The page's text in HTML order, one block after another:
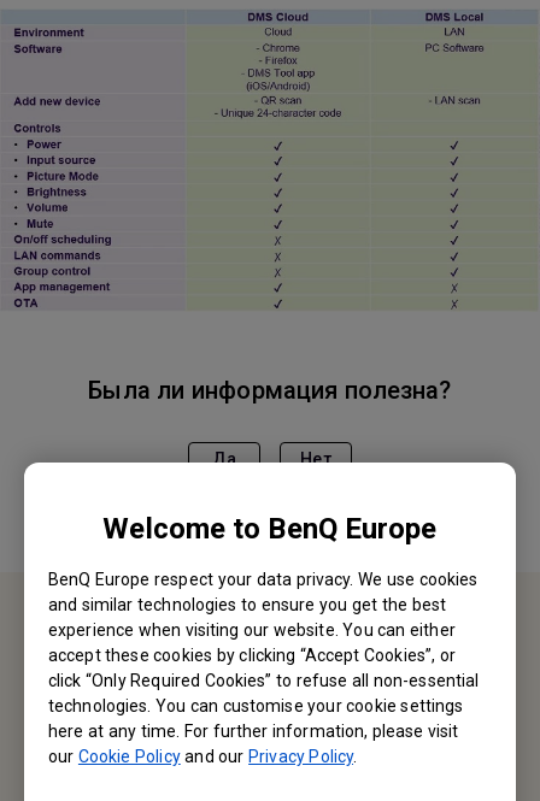
Welcome to BenQ Europe
BenQ Europe respect your data privacy. We use cookies
and similar technologies to ensure you get the best
experience when visiting our website. You can either
accept these cookies by clicking “Accept Cookies”, or
click “Only Required Cookies” to refuse all non-essential
technologies. You can customise your cookie settings
here at any time. For further information, please visit
our Cookie Policyand our Privacy Policy.
Была ли информация полезна?
Да Нет
Служба поддержки
Мы будем рады Вам помочь.